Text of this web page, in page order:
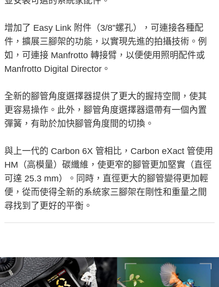
增加了 Easy Link 附件（3/8”螺孔），可連接各種配
件，擴展三腳架的功能，以實現先進的拍攝技術。例
如，可連接 Manfrotto 轉接臂，以便使用照明配件或
Manfrotto Digital Director。
全新的腳管角度選擇器提供了更大的握持空間，使其
更容易操作。此外，腳管角度選擇器還帶有一個內置
彈簧，有助於加快腳管角度間的切換。
與上一代的 Carbon 6X 管相比，Carbon eXact 管使用
HM（高模量）碳纖維，使更窄的腳管更加堅實（直徑
可達 25.3 mm）。同時，直徑更大的腳管變得更加輕
便，從而使得全新的系統家三腳架在剛性和重量之間
尋找到了更好的平衡。